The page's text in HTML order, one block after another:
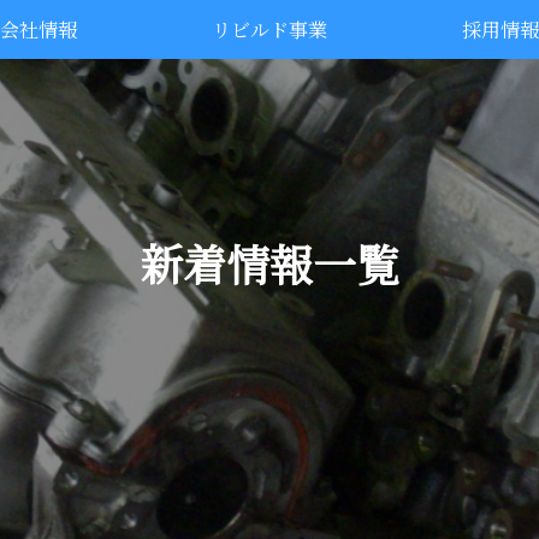
会社情報 リビルド事業 採用情報
新着情報一覧